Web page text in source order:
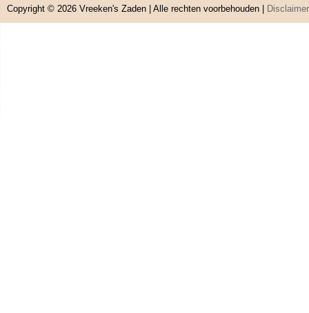
Copyright © 2026 Vreeken's Zaden | Alle rechten voorbehouden | Disclaimer